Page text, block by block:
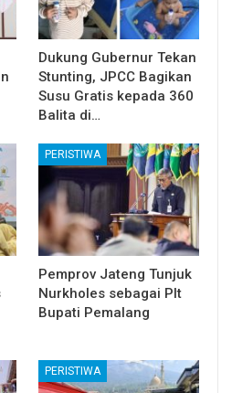
Dukung Gubernur Tekan
Stunting, JPCC Bagikan
Susu Gratis kepada 360
Balita di…
PERISTIWA
Pemprov Jateng Tunjuk
Nurkholes sebagai Plt
Bupati Pemalang
PERISTIWA